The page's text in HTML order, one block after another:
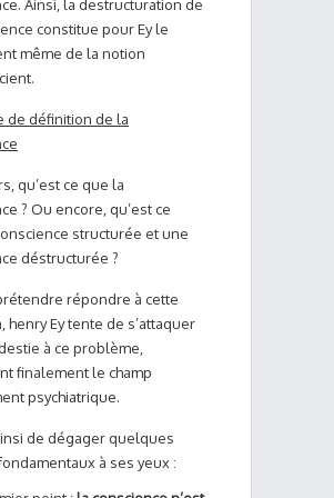
Ainsi, la destructuration de
constitue pour Ey le
même de la notion
de définition de la
qu’est ce que la
? Ou encore, qu’est ce
structurée et une
déstructurée ?
répondre à cette
henry Ey tente de s’attaquer
à ce problème,
finalement le champ
psychiatrique.
de dégager quelques
à ses yeux :